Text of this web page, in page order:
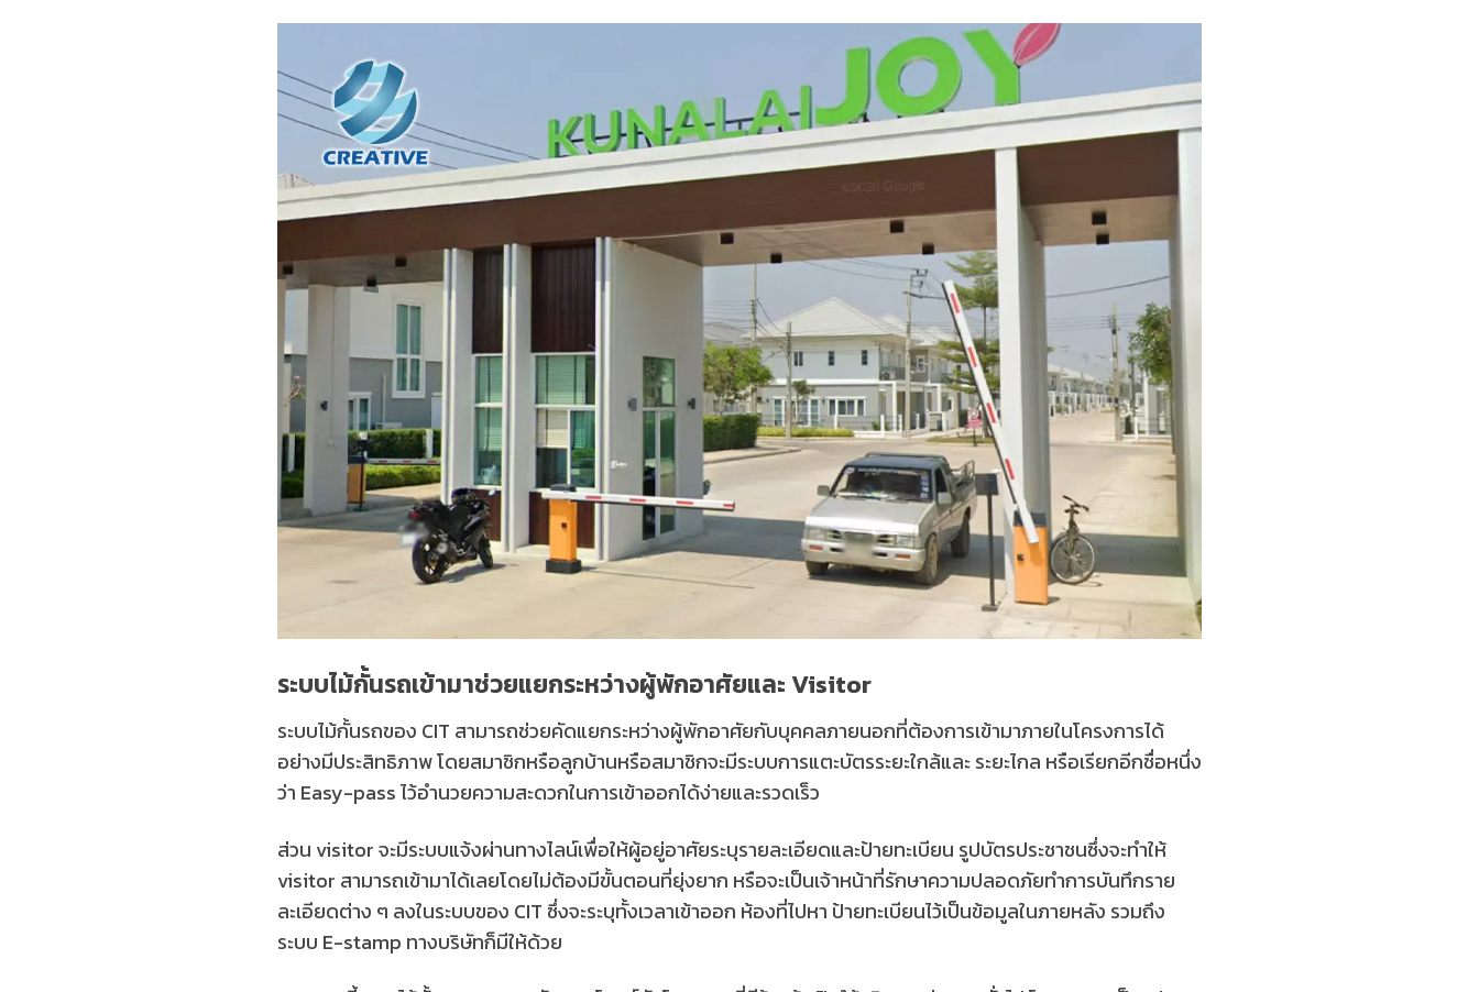
ระบบไม้กั้นรถเข้ามาช่วยแยกระหว่างผู้พักอาศัยและ Visitor
ระบบไม้กั้นรถของ CIT สามารถช่วยคัดแยกระหว่างผู้พักอาศัยกับบุคคลภายนอกที่ต้องการเข้ามาภายในโครงการได้
อย่างมีประสิทธิภาพ โดยสมาชิกหรือลูกบ้านหรือสมาชิกจะมีระบบการแตะบัตรระยะใกล้และ ระยะไกล หรือเรียกอีกชื่อหนึ่ง
ว่า Easy-pass ไว้อำนวยความสะดวกในการเข้าออกได้ง่ายและรวดเร็ว
ส่วน visitor จะมีระบบแจ้งผ่านทางไลน์เพื่อให้ผู้อยู่อาศัยระบุรายละเอียดและป้ายทะเบียน รูปบัตรประชาชนซึ่งจะทำให้
visitor สามารถเข้ามาได้เลยโดยไม่ต้องมีขั้นตอนที่ยุ่งยาก หรือจะเป็นเจ้าหน้าที่รักษาความปลอดภัยทำการบันทึกราย
ละเอียดต่าง ๆ ลงในระบบของ CIT ซึ่งจะระบุทั้งเวลาเข้าออก ห้องที่ไปหา ป้ายทะเบียนไว้เป็นข้อมูลในภายหลัง รวมถึง
ระบบ E-stamp ทางบริษัทก็มีให้ด้วย